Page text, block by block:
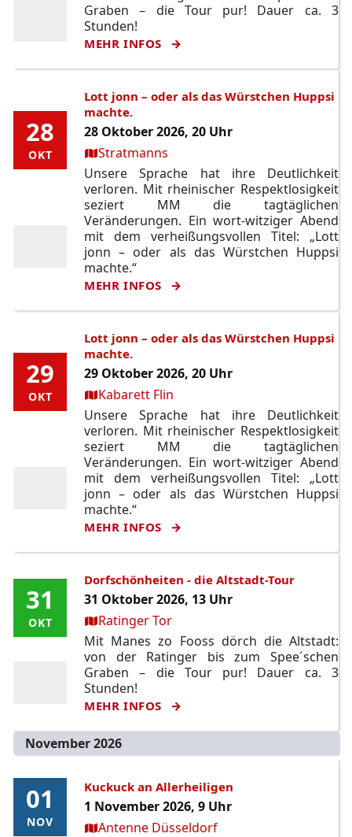
Graben – die Tour pur! Dauer ca. 3
Stunden!
MEHR INFOS
28
OKT
28
OKT
Lott jonn – oder als das Würstchen Huppsi
machte.
28 Oktober 2026, 20 Uhr
Ort:Stratmanns
Unsere Sprache hat ihre Deutlichkeit
verloren. Mit rheinischer Respektlosigkeit
seziert MM die tagtäglichen
Veränderungen. Ein wort-witziger Abend
mit dem verheißungsvollen Titel: „Lott
jonn – oder als das Würstchen Huppsi
machte.“
MEHR INFOS
29
OKT
29
OKT
Lott jonn – oder als das Würstchen Huppsi
machte.
29 Oktober 2026, 20 Uhr
Ort:Kabarett Flin
Unsere Sprache hat ihre Deutlichkeit
verloren. Mit rheinischer Respektlosigkeit
seziert MM die tagtäglichen
Veränderungen. Ein wort-witziger Abend
mit dem verheißungsvollen Titel: „Lott
jonn – oder als das Würstchen Huppsi
machte.“
MEHR INFOS
31
OKT
31
OKT
Dorfschönheiten - die Altstadt-Tour
31 Oktober 2026, 13 Uhr
Ort:Ratinger Tor
Mit Manes zo Fooss dörch die Altstadt:
von der Ratinger bis zum Spee´schen
Graben – die Tour pur! Dauer ca. 3
Stunden!
MEHR INFOS
November 2026
01
NOV
01
NOV
Kuckuck an Allerheiligen
1 November 2026, 9 Uhr
Ort:Antenne Düsseldorf